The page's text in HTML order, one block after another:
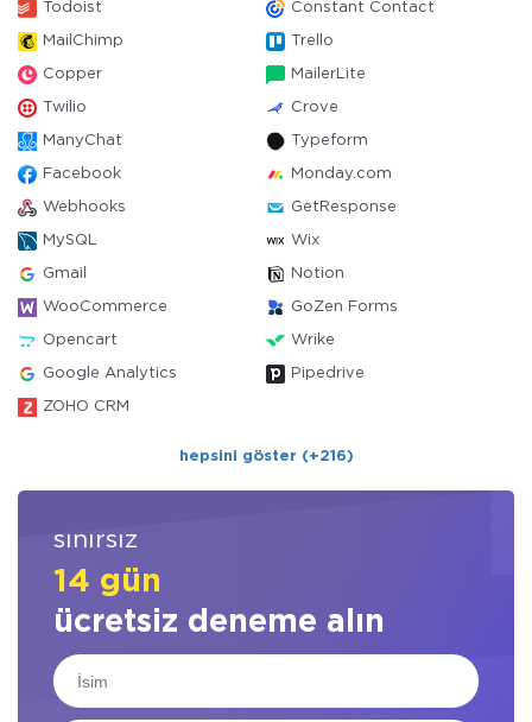
Todoist Constant Contact
MailChimp Trello
Copper MailerLite
Twilio Crove
ManyChat Typeform
Facebook Monday.com
Webhooks GetResponse
MySQL Wix
Gmail Notion
WooCommerce GoZen Forms
Opencart Wrike
Google Analytics Pipedrive
ZOHO CRM
hepsini göster (+216)
sınırsız
14 gün
ücretsiz deneme alın